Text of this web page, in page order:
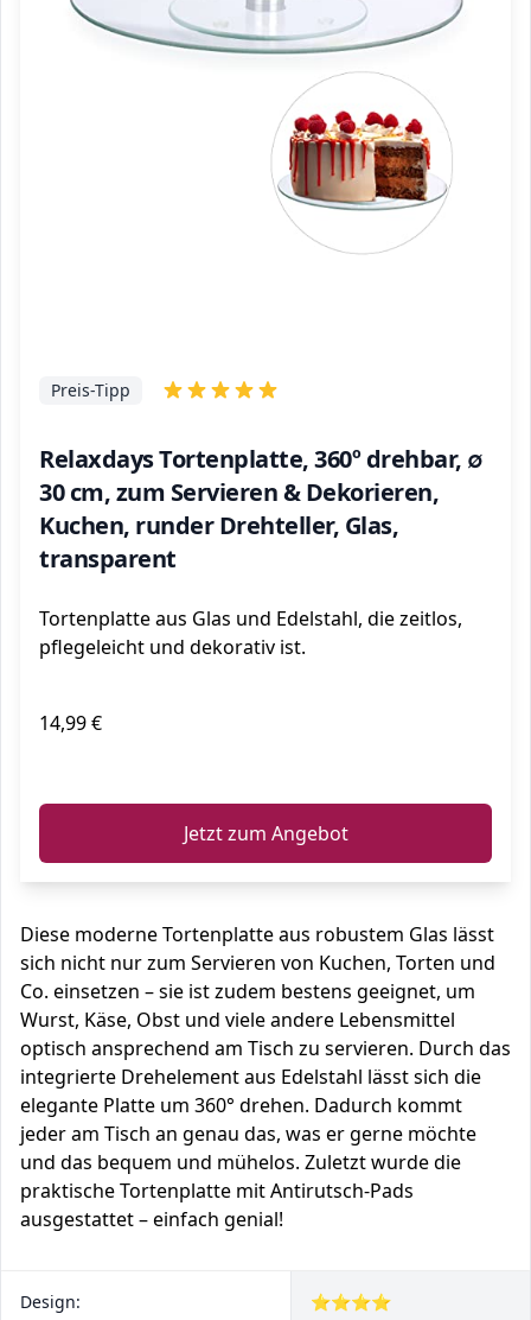
Relaxdays Tortenplatte, 360º drehbar, ∅
30 cm, zum Servieren & Dekorieren,
Kuchen, runder Drehteller, Glas,
transparent
Preis-Tipp
Tortenplatte aus Glas und Edelstahl, die zeitlos,
pflegeleicht und dekorativ ist.
14,99 €
Jetzt zum Angebot
Diese moderne Tortenplatte aus robustem Glas lässt
sich nicht nur zum Servieren von Kuchen, Torten und
Co. einsetzen – sie ist zudem bestens geeignet, um
Wurst, Käse, Obst und viele andere Lebensmittel
optisch ansprechend am Tisch zu servieren. Durch das
integrierte Drehelement aus Edelstahl lässt sich die
elegante Platte um 360° drehen. Dadurch kommt
jeder am Tisch an genau das, was er gerne möchte
und das bequem und mühelos. Zuletzt wurde die
praktische Tortenplatte mit Antirutsch-Pads
ausgestattet – einfach genial!
Design: ⭐⭐⭐⭐